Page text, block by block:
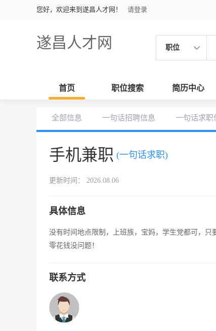
您好，欢迎来到遂昌人才网！ 请登录
遂昌人才网 职位
首页 职位搜索 简历中心
全部信息 一句话招聘信息 一句话求职
手机兼职 (一句话求职)
更新时间： 2026.08.06
具体信息
没有时间地点限制，上班族，宝妈，学生党都可，
零花钱没问题！
联系方式